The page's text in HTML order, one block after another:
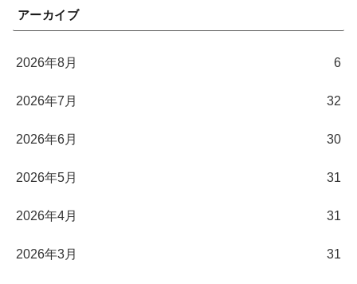
アーカイブ
2026年8月 6
2026年7月 32
2026年6月 30
2026年5月 31
2026年4月 31
2026年3月 31